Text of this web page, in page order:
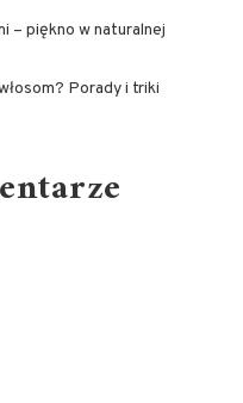
– piękno w naturalnej
Porady i triki